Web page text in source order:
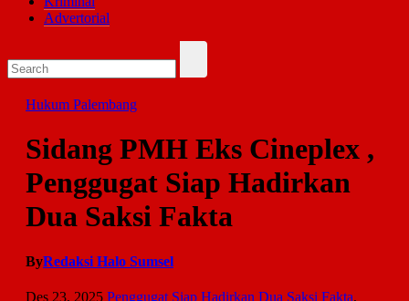
Advertorial
Hukum Palembang
Sidang PMH Eks Cineplex ,
Penggugat Siap Hadirkan
Dua Saksi Fakta
ByRedaksi Halo Sumsel
Des 23, 2025 Penggugat Siap Hadirkan Dua Saksi Fakta,